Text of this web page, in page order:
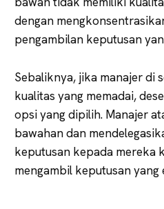
dengan
pengambilan keputusan
Sebaliknya, jika manajer di
kualitas yang memadai,
opsi yang dipilih. Manajer
bawahan dan
keputusan kepada mereka
mengambil keputusan yang